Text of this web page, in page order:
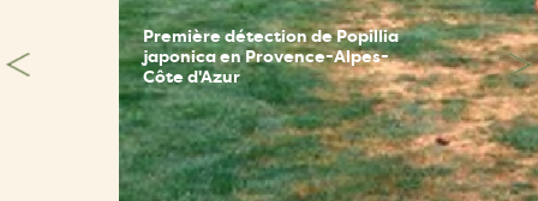
Première détection de Popillia
japonica en Provence-Alpes-
Côte d'Azur